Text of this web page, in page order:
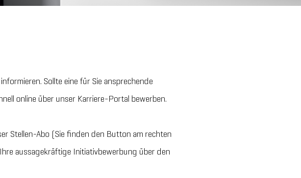
Sollte eine für Sie ansprechende
online über unser Karriere-Portal bewerben.
Stellen-Abo (Sie finden den Button am rechten
aussagekräftige Initiativbewerbung über den